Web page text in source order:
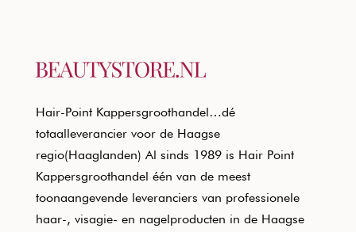
Hair-Point Kappersgroothandel…dé
totaalleverancier voor de Haagse
regio(Haaglanden) Al sinds 1989 is Hair Point
Kappersgroothandel één van de meest
toonaangevende leveranciers van professionele
haar-, visagie- en nagelproducten in de Haagse